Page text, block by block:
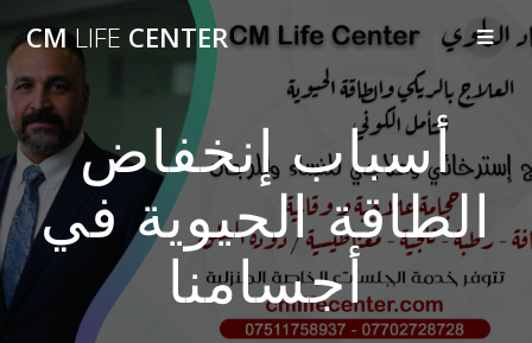
CMLIFE CENTER
أسباب إنخفاض
الطاقة الحيوية في
أجسامنا